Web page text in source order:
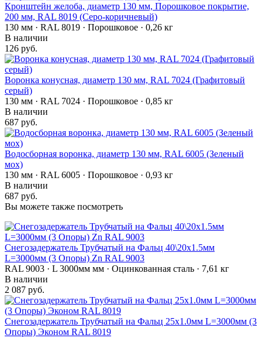
Кронштейн желоба, диаметр 130 мм, Порошковое покрытие,
200 мм, RAL 8019 (Серо-коричневый)
130 мм · RAL 8019 · Порошковое · 0,26 кг
В наличии
126 руб.
Воронка конусная, диаметр 130 мм, RAL 7024 (Графитовый
серый)
130 мм · RAL 7024 · Порошковое · 0,85 кг
В наличии
687 руб.
Водосборная воронка, диаметр 130 мм, RAL 6005 (Зеленый
мох)
130 мм · RAL 6005 · Порошковое · 0,93 кг
В наличии
687 руб.
Вы можете также посмотреть
Снегозадержатель Трубчатый на Фальц 40\20х1.5мм
L=3000мм (3 Опоры) Zn RAL 9003
RAL 9003 · L 3000мм мм · Оцинкованная сталь · 7,61 кг
В наличии
2 087 руб.
Снегозадержатель Трубчатый на Фальц 25х1.0мм L=3000мм (3
Опоры) Эконом RAL 8019